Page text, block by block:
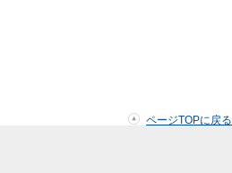
ページTOPに戻る